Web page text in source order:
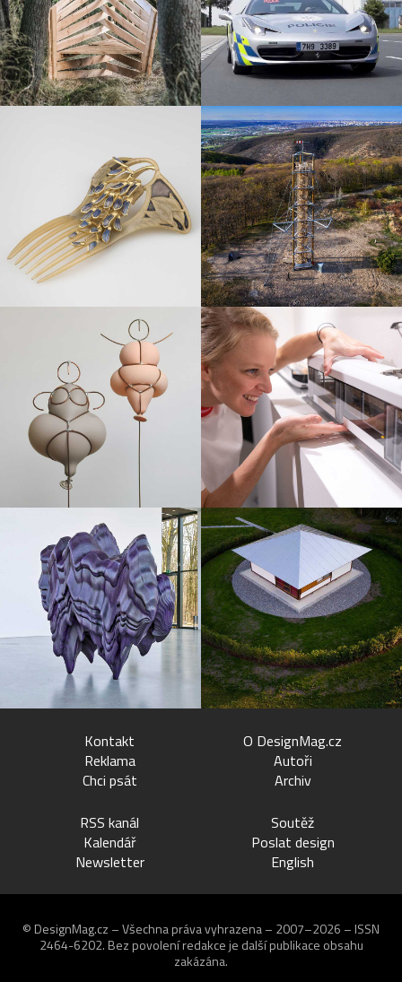
Kontakt
Reklama
Chci psát
O DesignMag.cz
Autoři
Archiv
RSS kanál
Kalendář
Newsletter
Soutěž
Poslat design
English
© DesignMag.cz – Všechna práva vyhrazena – 2007–2026 – ISSN
2464-6202. Bez povolení redakce je další publikace obsahu
zakázána.